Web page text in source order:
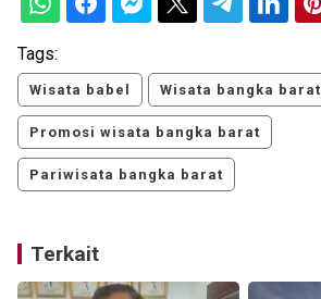
Tags:
Wisata babel Wisata bangka barat
Promosi wisata bangka barat
Pariwisata bangka barat
Terkait